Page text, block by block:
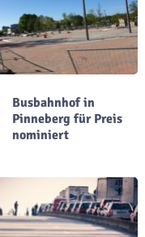
Busbahnhof in
Pinneberg für Preis
nominiert